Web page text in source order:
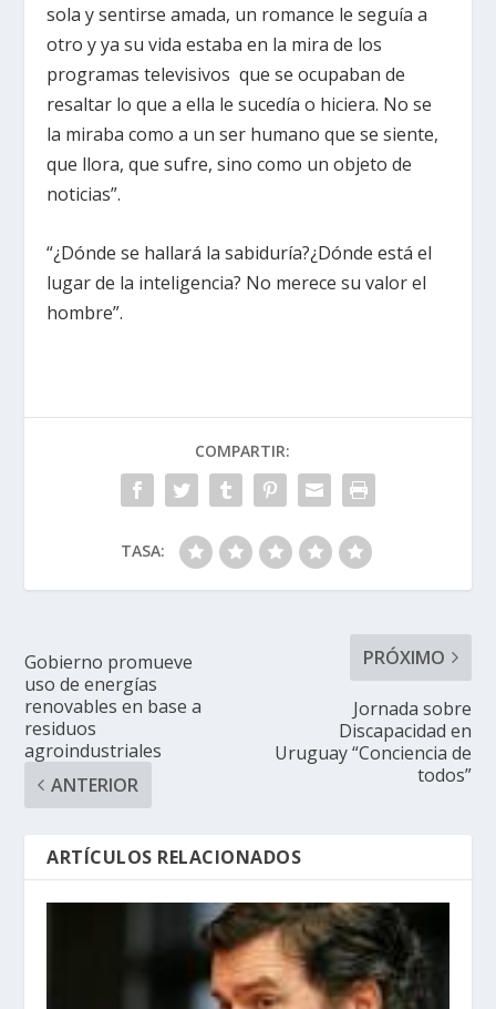
sola y sentirse amada, un romance le seguía a
otro y ya su vida estaba en la mira de los
programas televisivos que se ocupaban de
resaltar lo que a ella le sucedía o hiciera. No se
la miraba como a un ser humano que se siente,
que llora, que sufre, sino como un objeto de
noticias”.
“¿Dónde se hallará la sabiduría?¿Dónde está el
lugar de la inteligencia? No merece su valor el
hombre”.
COMPARTIR:
TASA:
Gobierno promueve
uso de energías
renovables en base a
residuos
agroindustriales
ANTERIOR
PRÓXIMO
Jornada sobre
Discapacidad en
Uruguay “Conciencia de
todos”
ARTÍCULOS RELACIONADOS